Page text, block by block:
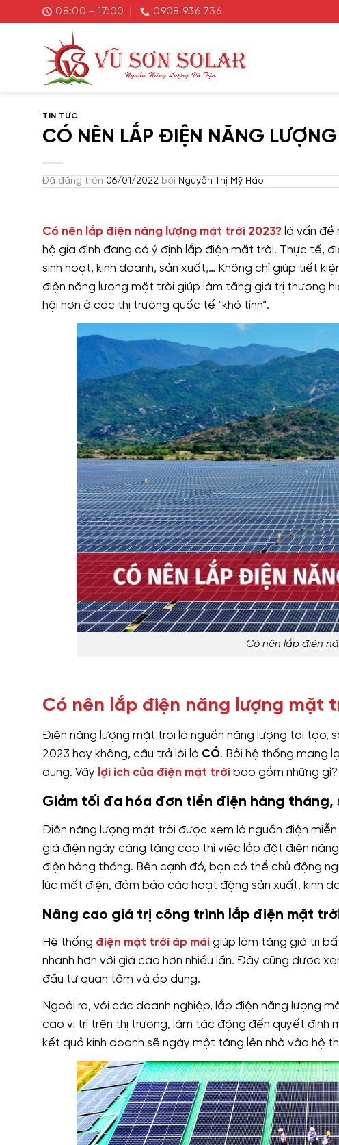
đến
08:00 - 17:00 0908 936 736
TIN TỨC
CÓ NÊN LẮP ĐIỆN NĂNG
Đã đăng trên 06/01/2022 bởi Nguyễn Thị Mỹ Hảo
Có nên lắp điện năng lượng mặt trời 2023? là vấn đề
hộ gia đình đang có ý định lắp điện mặt trời. Thực tế,
sinh hoạt, kinh doanh, sản xuất,… Không chỉ giúp tiết
điện năng lượng mặt trời giúp làm tăng giá trị thương
hội hơn ở các thị trường quốc tế “khó tính”.
Có nên lắp điện
Có nên lắp điện năng lượng mặt
Điện năng lượng mặt trời là nguồn năng lượng tái tạo,
2023 hay không, câu trả lời là CÓ. Bởi hệ thống mang
dụng. Vậy lợi ích của điện mặt trời bao gồm những
Giảm tối đa hóa đơn tiền điện hàng tháng,
Điện năng lượng mặt trời được xem là nguồn điện
giá điện ngày càng tăng cao thì việc lắp đặt điện
điện hàng tháng. Bên cạnh đó, bạn có thể chủ động
lúc mất điện, đảm bảo các hoạt động sản xuất, kinh
Nâng cao giá trị công trình lắp điện mặt
Hệ thống điện mặt trời áp mái giúp làm tăng giá trị
nhanh hơn với giá cao hơn nhiều lần. Đây cũng được
đầu tư quan tâm và áp dụng.
Ngoài ra, với các doanh nghiệp, lắp điện năng lượng
cao vị trí trên thị trường, làm tác động đến quyết định
kết quả kinh doanh sẽ ngày một tăng lên nhờ vào hệ